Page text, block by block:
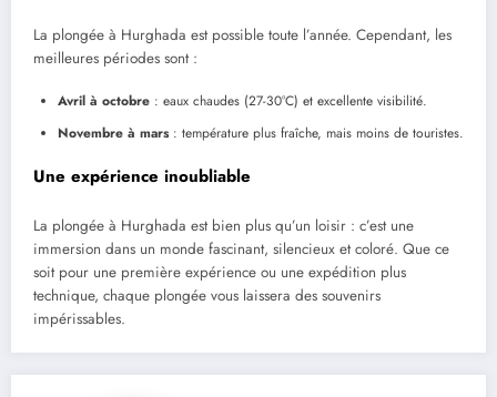
La plongée à Hurghada est possible toute l’année. Cependant, les
meilleures périodes sont :
Avril à octobre : eaux chaudes (27-30°C) et excellente visibilité.
Novembre à mars: température plus fraîche, mais moins de touristes.
Une expérience inoubliable
La plongée à Hurghada est bien plus qu’un loisir : c’est une
immersion dans un monde fascinant, silencieux et coloré. Que ce
soit pour une première expérience ou une expédition plus
technique, chaque plongée vous laissera des souvenirs
impérissables.